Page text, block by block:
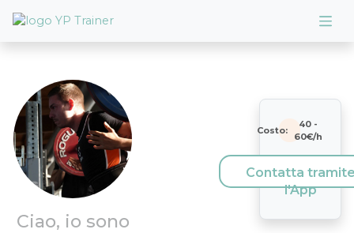
Ciao, io sono
Costo:
40 -
60€/h
Contatta
l'App